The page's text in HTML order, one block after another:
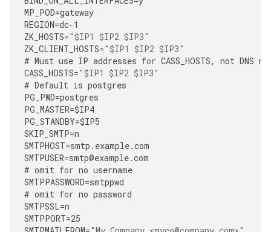
MP_POD=gateway
REGION=dc-1
ZK_HOSTS="$IP1 $IP2 $IP3"
ZK_CLIENT_HOSTS="$IP1 $IP2 $IP3"
# Must use IP addresses for CASS_HOSTS, not DNS
CASS_HOSTS="$IP1 $IP2 $IP3"
# Default is postgres
PG_PWD=postgres
PG_MASTER=$IP4
PG_STANDBY=$IP5
SKIP_SMTP=n
SMTPHOST=smtp . example.com
SMTPUSER=smtp@example.com
# omit for no username
SMTPPASSWORD=smtppwd
# omit for no password
SMTPSSL=n
SMTPPORT=25